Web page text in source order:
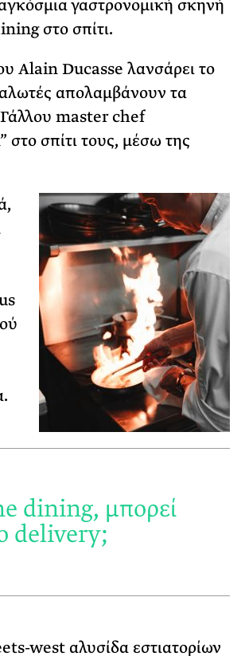
γαστρονομική σκηνή
στο σπίτι.
Alain Ducasse λανσάρει το
απολαμβάνουν τα
Γάλλου master chef
στο σπίτι τους, μέσω της
dining, μπορεί
delivery;
west αλυσίδα εστιατορίων